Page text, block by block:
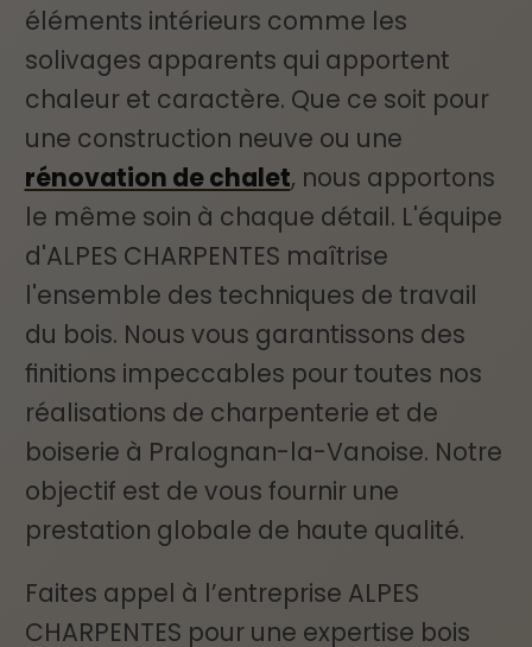
éléments intérieurs comme les
solivages apparents qui apportent
chaleur et caractère. Que ce soit pour
une construction neuve ou une
rénovation de chalet, nous apportons
le même soin à chaque détail. L'équipe
d'ALPES CHARPENTES maîtrise
l'ensemble des techniques de travail
du bois. Nous vous garantissons des
finitions impeccables pour toutes nos
réalisations de charpenterie et de
boiserie à Pralognan-la-Vanoise. Notre
objectif est de vous fournir une
prestation globale de haute qualité.
Faites appel à l’entreprise ALPES
CHARPENTES pour une expertise bois